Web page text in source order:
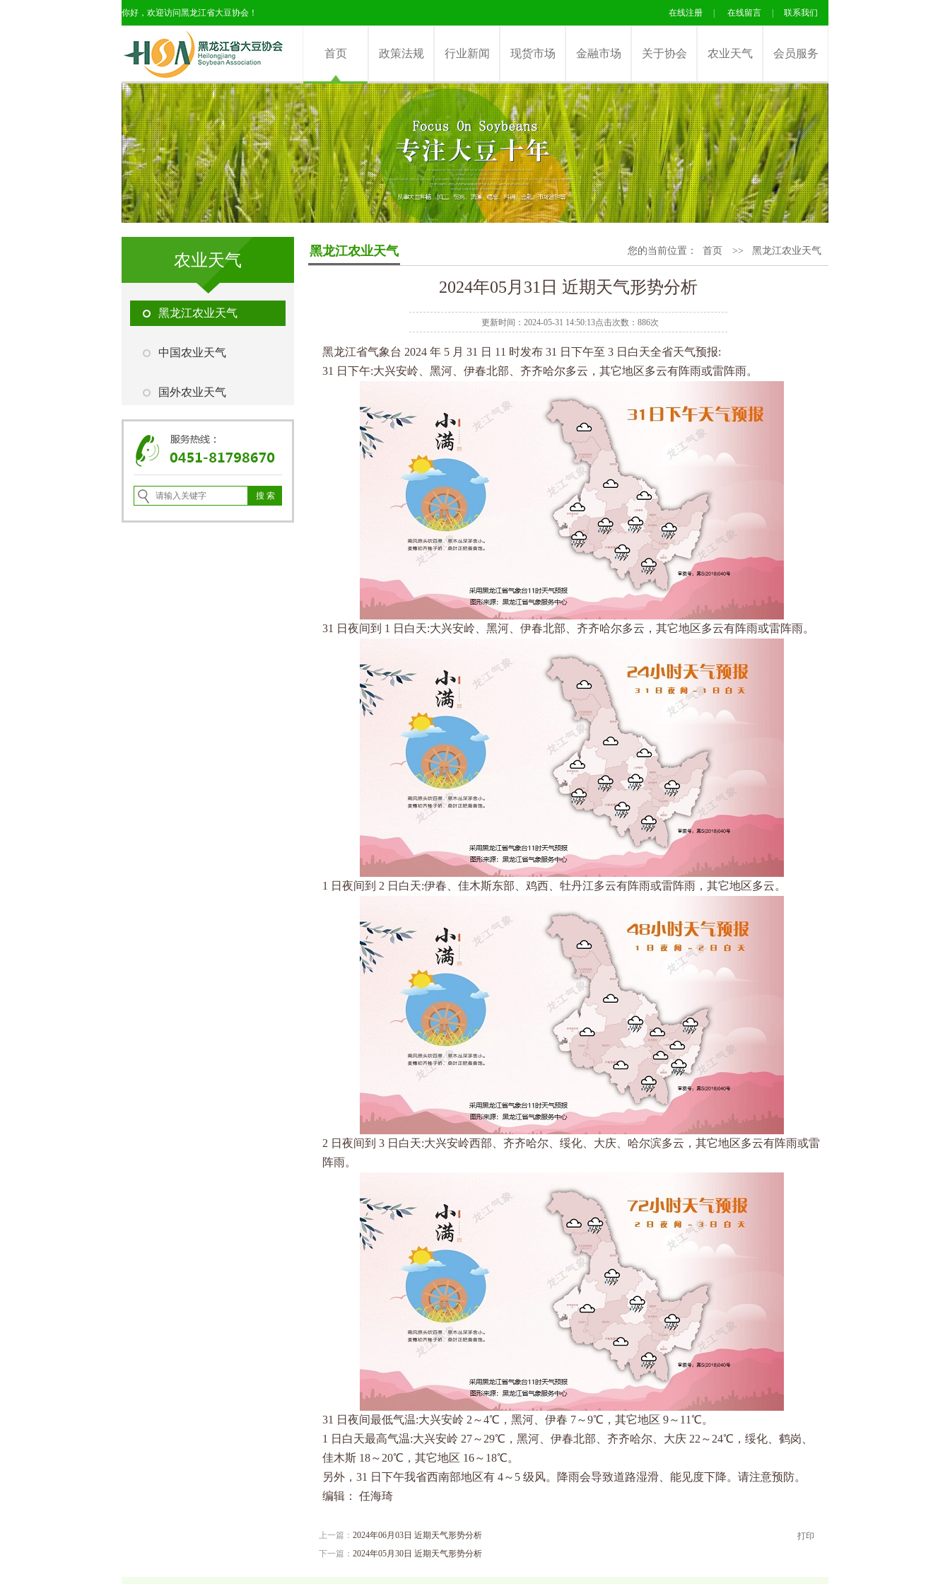
你好，欢迎访问黑龙江省大豆协会！ 在线注册 在线留言 联系我们
首页 政策法规 行业新闻 现货市场 金融市场 关于协会 农业天气 会员服务
农业天气
黑龙江农业天气
中国农业天气
国外农业天气
黑龙江农业天气 您的当前位置： 首页 >> 黑龙江农业天气
2024年05月31日 近期天气形势分析
更新时间：2024-05-31 14:50:13点击次数：886次
黑龙江省气象台 2024 年 5 月 31 日 11 时发布 31 日下午至 3 日白天全省天气预报:
31 日下午:大兴安岭、黑河、伊春北部、齐齐哈尔多云，其它地区多云有阵雨或雷阵雨。
31 日夜间到 1 日白天:大兴安岭、黑河、伊春北部、齐齐哈尔多云，其它地区多云有阵雨或雷阵雨。
1 日夜间到 2 日白天:伊春、佳木斯东部、鸡西、牡丹江多云有阵雨或雷阵雨，其它地区多云。
2 日夜间到 3 日白天:大兴安岭西部、齐齐哈尔、绥化、大庆、哈尔滨多云，其它地区多云有阵雨或雷
阵雨。
31 日夜间最低气温:大兴安岭 2～4℃，黑河、伊春 7～9℃，其它地区 9～11℃。
1 日白天最高气温:大兴安岭 27～29℃，黑河、伊春北部、齐齐哈尔、大庆 22～24℃，绥化、鹤岗、
佳木斯 18～20℃，其它地区 16～18℃。
另外，31 日下午我省西南部地区有 4～5 级风。降雨会导致道路湿滑、能见度下降。请注意预防。
编辑： 任海琦
上一篇： 2024年06月03日 近期天气形势分析
下一篇： 2024年05月30日 近期天气形势分析
打印